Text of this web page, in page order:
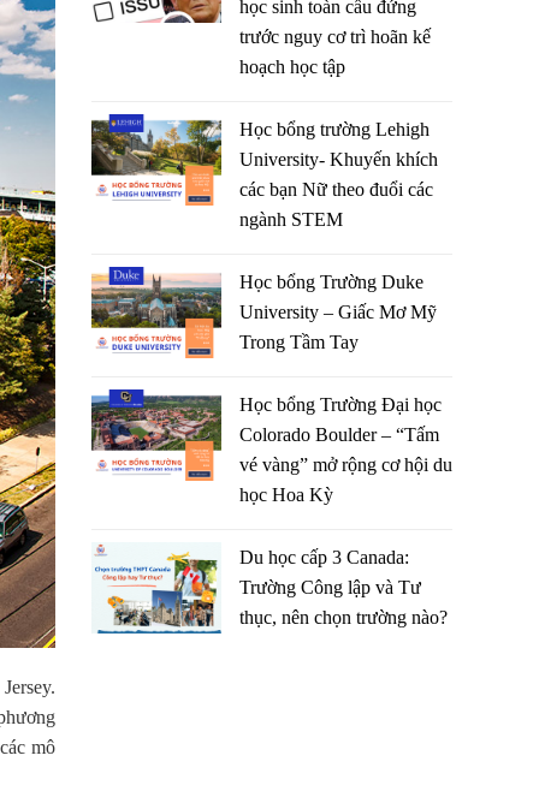
mô
học sinh toàn cầu đứng
trước nguy cơ trì hoãn kế
hoạch học tập
Học bổng trường Lehigh
University- Khuyến khích
các bạn Nữ theo đuổi các
ngành STEM
Học bổng Trường Duke
University – Giấc Mơ Mỹ
Trong Tầm Tay
Học bổng Trường Đại học
Colorado Boulder – “Tấm
vé vàng” mở rộng cơ hội du
học Hoa Kỳ
Du học cấp 3 Canada:
Trường Công lập và Tư
thục, nên chọn trường nào?